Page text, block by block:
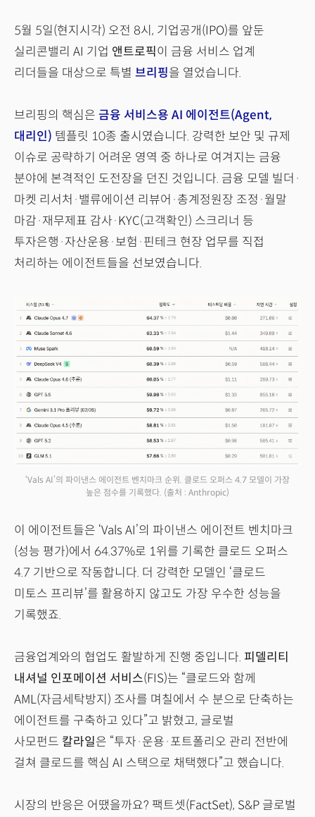
5월 5일(현지시각) 오전 8시, 기업공개(IPO)를 앞둔
실리콘밸리 AI 기업 앤트로픽이 금융 서비스 업계
리더들을 대상으로 특별 브리핑을 열었습니다.
브리핑의 핵심은 금융 서비스용 AI 에이전트(Agent,
대리인) 템플릿 10종 출시였습니다. 강력한 보안 및 규제
이슈로 공략하기 어려운 영역 중 하나로 여겨지는 금융
분야에 본격적인 도전장을 던진 것입니다. 금융 모델 빌더·
마켓 리서처·밸류에이션 리뷰어·총계정원장 조정·월말
마감·재무제표 감사·KYC(고객확인) 스크리너 등
투자은행·자산운용·보험·핀테크 현장 업무를 직접
처리하는 에이전트들을 선보였습니다.
‘Vals AI’의 파이낸스 에이전트 벤치마크 순위. 클로드 오퍼스 4.7 모델이 가장
높은 점수를 기록했다. (출처 : Anthropic)
이 에이전트들은 ‘Vals AI’의 파이낸스 에이전트 벤치마크
(성능 평가)에서 64.37%로 1위를 기록한 클로드 오퍼스
4.7 기반으로 작동합니다. 더 강력한 모델인 ‘클로드
미토스 프리뷰’를 활용하지 않고도 가장 우수한 성능을
기록했죠.
금융업계와의 협업도 활발하게 진행 중입니다. 피델리티
내셔널 인포메이션 서비스(FIS)는 “클로드와 함께
AML(자금세탁방지) 조사를 며칠에서 수 분으로 단축하는
에이전트를 구축하고 있다”고 밝혔고, 글로벌
사모펀드 칼라일은 “투자·운용·포트폴리오 관리 전반에
걸쳐 클로드를 핵심 AI 스택으로 채택했다”고 했습니다.
시장의 반응은 어땠을까요? 팩트셋(FactSet), S&P 글로벌